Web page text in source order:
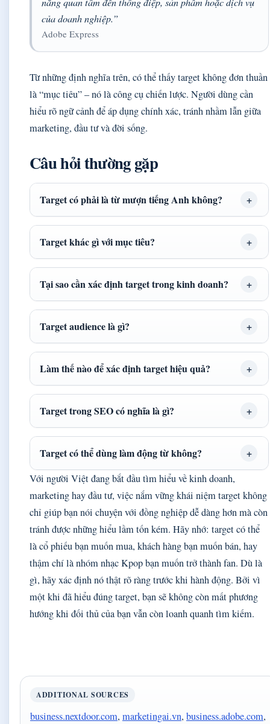
của doanh nghiệp.”
Adobe Express
Từ những định nghĩa trên, có thể thấy target không đơn thuần
là “mục tiêu” – nó là công cụ chiến lược. Người dùng cần
hiểu rõ ngữ cảnh để áp dụng chính xác, tránh nhầm lẫn giữa
marketing, đầu tư và đời sống.
Câu hỏi thường gặp
Target có phải là từ mượn tiếng Anh không?
Target khác gì với mục tiêu?
Tại sao cần xác định target trong kinh doanh?
Target audience là gì?
Làm thế nào để xác định target hiệu quả?
Target trong SEO có nghĩa là gì?
Target có thể dùng làm động từ không?
Với người Việt đang bắt đầu tìm hiểu về kinh doanh,
marketing hay đầu tư, việc nắm vững khái niệm target không
chỉ giúp bạn nói chuyện với đồng nghiệp dễ dàng hơn mà còn
tránh được những hiểu lầm tốn kém. Hãy nhớ: target có thể
là cổ phiếu bạn muốn mua, khách hàng bạn muốn bán, hay
thậm chí là nhóm nhạc Kpop bạn muốn trở thành fan. Dù là
gì, hãy xác định nó thật rõ ràng trước khi hành động. Bởi vì
một khi đã hiểu đúng target, bạn sẽ không còn mất phương
hướng khi đối thủ của bạn vẫn còn loanh quanh tìm kiếm.
ADDITIONAL SOURCES
business.nextdoor.com, marketingai.vn, business.adobe.com,